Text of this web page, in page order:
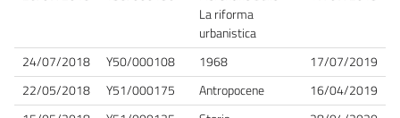
La riforma
urbanistica
24/07/2018 Y50/000108 1968
17/07/2019
22/05/2018
Y51/000175 Antropocene
16/04/2019